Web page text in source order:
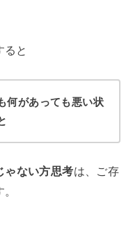
ると
何があっても悪い状
ゃない方思考は、ご存